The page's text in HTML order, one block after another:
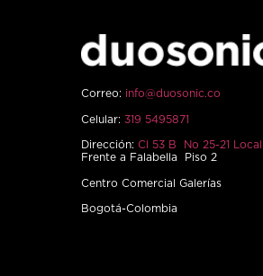
Correo: info@duosonic.co
Celular: 319 5495871
Dirección: Cl 53 B No 25-21
Frente a Falabella Piso 2
Centro Comercial Galerías
Bogotá-Colombia